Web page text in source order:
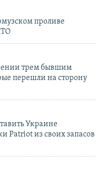
проливе
трем бывшим
перешли на сторону
Украине
Patriot из своих запасов